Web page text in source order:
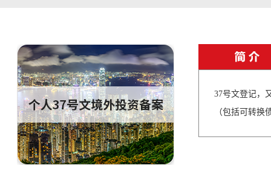
37号文登记，
（包括可转